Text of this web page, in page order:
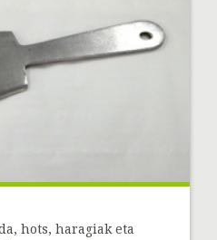
hots, haragiak eta